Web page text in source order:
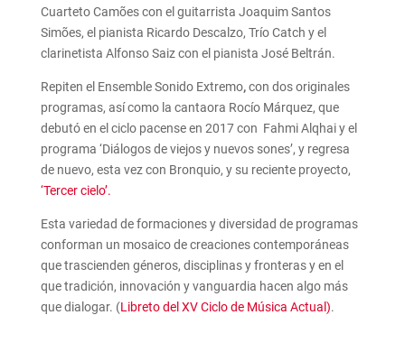
Cuarteto Camões con el guitarrista Joaquim Santos
Simões, el pianista Ricardo Descalzo, Trío Catch y el
clarinetista Alfonso Saiz con el pianista José Beltrán.
Repiten el Ensemble Sonido Extremo,con dos originales
programas, así como la cantaora Rocío Márquez, que
debutó en el ciclo pacense en 2017 con Fahmi Alqhai y el
programa ‘Diálogos de viejos y nuevos sones’, y regresa
de nuevo, esta vez con Bronquio, y su reciente proyecto,
‘Tercer cielo’.
Esta variedad de formaciones y diversidad de programas
conforman un mosaico de creaciones contemporáneas
que trascienden géneros, disciplinas y fronteras y en el
que tradición, innovación y vanguardia hacen algo más
que dialogar. (Libreto del XV Ciclo de Música Actual).